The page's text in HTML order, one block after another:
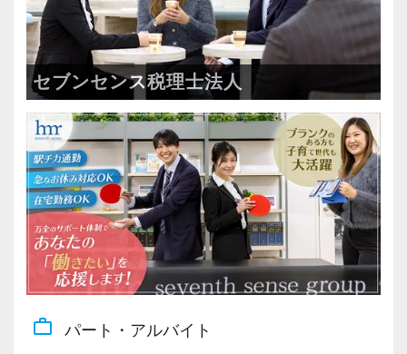
セブンセンス税理士法人
work_outline パート・アルバイト